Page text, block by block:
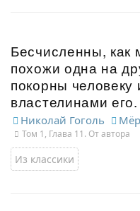
Бесчисленны, как
похожи одна на
покорны
властелинами его.
Николай Гоголь
Том 1, Глава 11. От автора
Из классики